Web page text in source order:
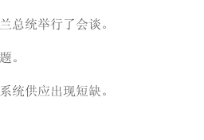
总统举行了会谈。
。
统供应出现短缺。